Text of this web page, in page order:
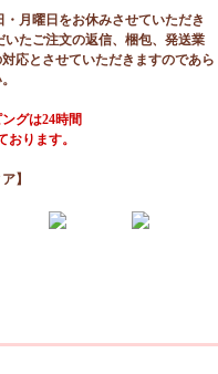
月曜日をお休みさせていただき
いたご注文の返信、梱包、発送業
応とさせていただきますのであら
グは24時間
おります。
】